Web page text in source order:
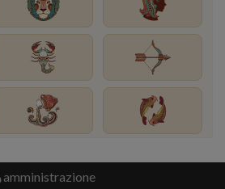
amministrazione